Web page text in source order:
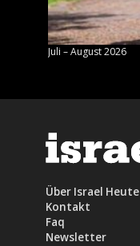
Juli – August 2026
Über Israel Heute
Kontakt
Faq
Newsletter